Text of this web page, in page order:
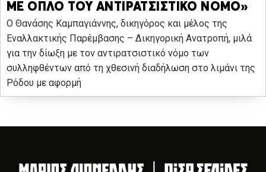
ΜΕ ΟΠΛΟ ΤΟΥ ΑΝΤΙΡΑΤΣΙΣΤΙΚΟ ΝΟΜΟ»
Ο Θανάσης Καμπαγιάννης, δικηγόρος και μέλος της
Εναλλακτικής Παρέμβασης – Δικηγορική Ανατροπή, μιλά
για την δίωξη με τον αντιρατσιστικό νόμο των
συλληφθέντων από τη χθεσινή διαδήλωση στο λιμάνι της
Ρόδου με αφορμή